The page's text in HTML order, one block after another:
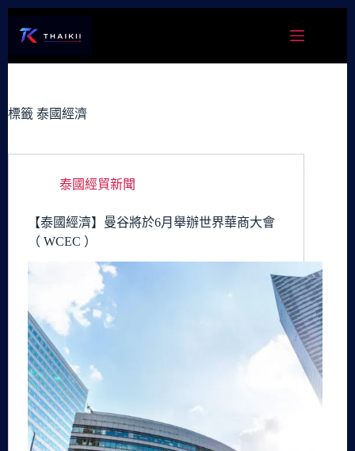
容
標籤 泰國經濟
泰國經貿新聞
【泰國經濟】曼谷將於6月舉辦世界華商大會
（ WCEC ）